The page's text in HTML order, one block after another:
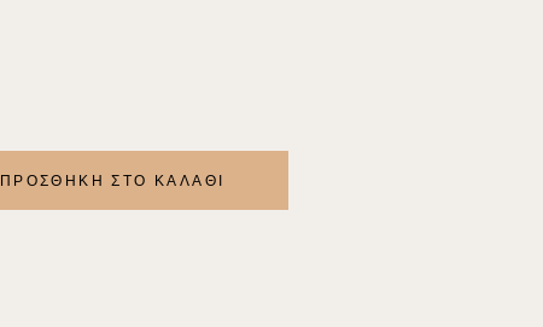
ΠΡΟΣΘΉΚΗ ΣΤΟ ΚΑΛΆΘΙ